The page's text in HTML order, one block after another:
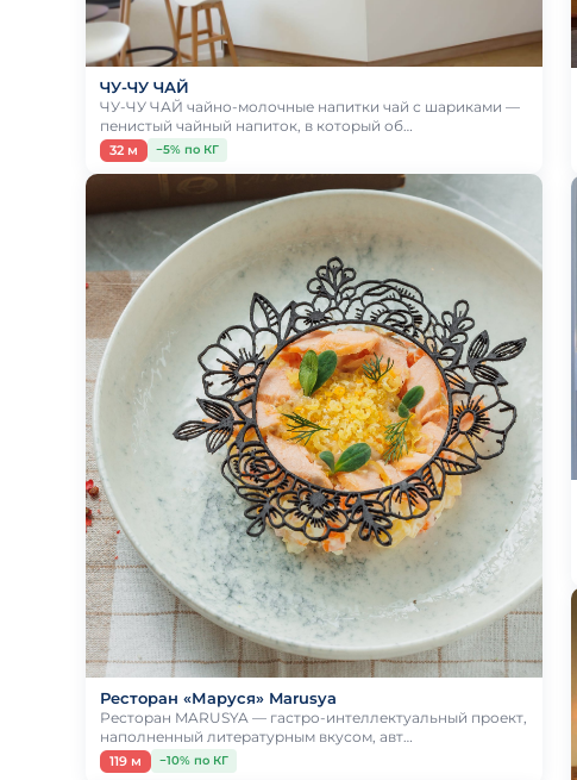
ЧУ-ЧУ ЧАЙ
ЧУ-ЧУ ЧАЙ чайно-молочные напитки чай с шариками —
пенистый чайный напиток, в который об…
32 м −5% по КГ
Ресторан «Маруся» Marusya
Ресторан MARUSYA — гастро-интеллектуальный проект,
наполненный литературным вкусом, авт…
119 м −10% по КГ